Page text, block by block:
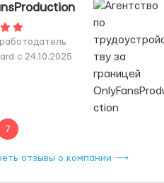
с 24.10.2025
7
отзывы о компании ⟶